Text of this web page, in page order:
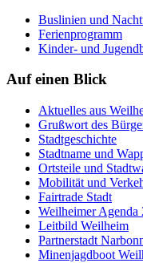
Buslinien und
Ferienprogramm
Kinder- und
Aufeinen Blick
Aktuelles aus
Grußwort des
Stadtgeschichte
Stadtname und
Ortsteile und
Mobilität und
Fairtrade Stadt
Weilheimer Agenda
Leitbild Weilheim
Partnerstadt
Minenjagdboot